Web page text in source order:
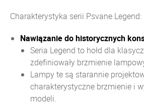
Charakterystyka serii Psvane Legend:
Nawiązanie do historycznych
Seria Legend to hołd dla
zdefiniowały brzmienie
Lampy te są starannie
charakterystyczne brzmienie i
modeli.